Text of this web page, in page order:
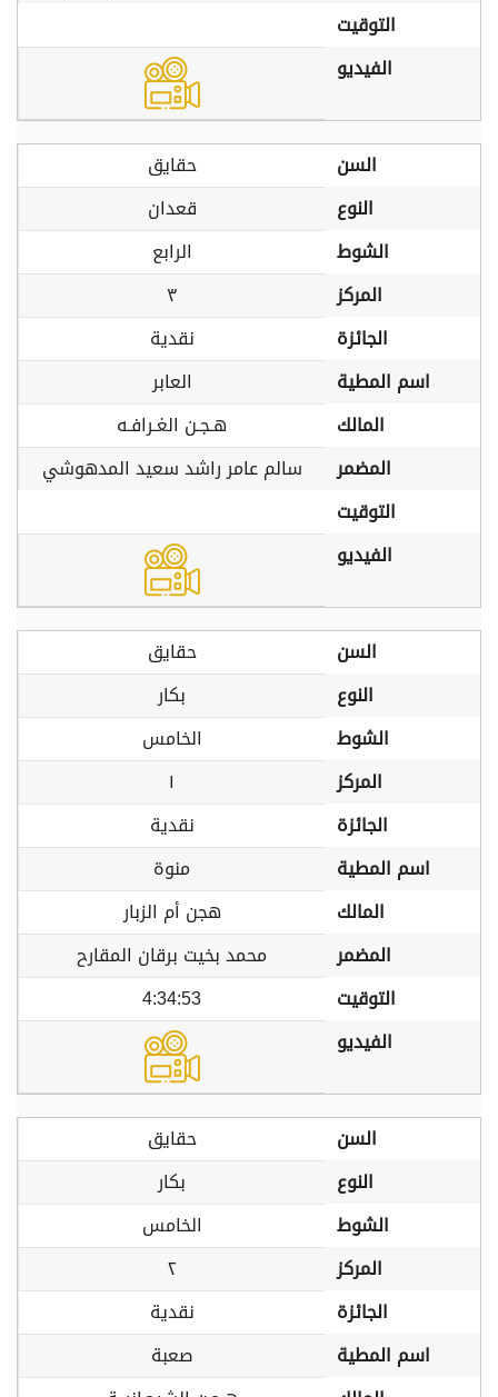
التوقيت
الفيديو
السن
حقايق
النوع
قعدان
الشوط
الرابع
المركز
٣
الجائزة
نقدية
اسم المطية
العابر
المالك
هـجـن الغـرافـه
المضمر
سالم عامر راشد سعيد المدهوشي
التوقيت
الفيديو
السن
حقايق
النوع
بكار
الشوط
الخامس
المركز
١
الجائزة
نقدية
اسم المطية
منوة
المالك
هجن أم الزبار
المضمر
محمد بخيت برقان المقارح
التوقيت
4:34:53
الفيديو
السن
حقايق
النوع
بكار
الشوط
الخامس
المركز
٢
الجائزة
نقدية
اسم المطية
صعبة